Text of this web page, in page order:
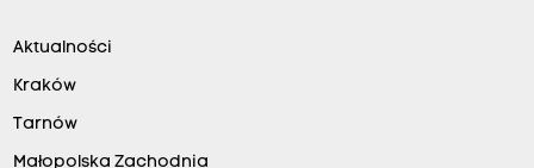
Aktualności
Kraków
Tarnów
Małopolska Zachodnia